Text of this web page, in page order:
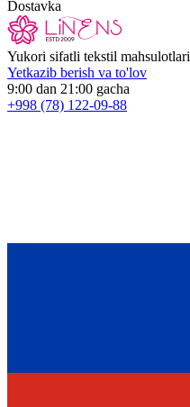
Dostavka
Yukori sifatli tekstil mahsulotlari
Yetkazib berish va to'lov
9:00 dan 21:00 gacha
+998 (78) 122-09-88